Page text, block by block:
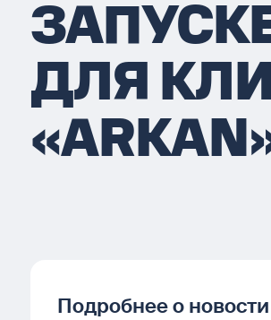
ДЛЯ
Подробнее о новости